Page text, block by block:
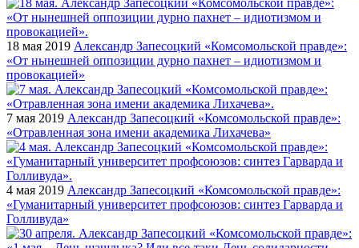
18 мая 2019 Александр Запесоцкий «Комсомольской правде»:
«От нынешней оппозиции дурно пахнет – идиотизмом и
провокацией»
7 мая 2019 Александр Запесоцкий «Комсомольской правде»:
«Отравленная зона имени академика Лихачева»
4 мая 2019 Александр Запесоцкий «Комсомольской правде»:
«Гуманитарный университет профсоюзов: синтез Гарварда и
Голливуда»